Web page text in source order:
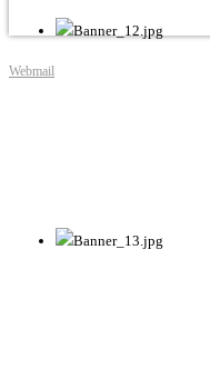
Webmail